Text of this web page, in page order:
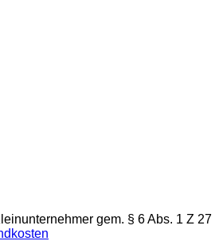
gem. § 6 Abs. 1 Z 27